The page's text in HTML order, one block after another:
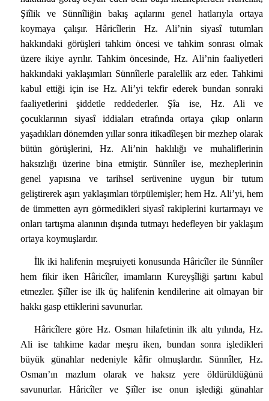
Şiîlik ve Sünnîliğin bakış açılarını genel hatlarıyla ortaya
koymaya çalışır. Hâricîlerin Hz. Ali’nin siyasî tutumları
hakkındaki görüşleri tahkim öncesi ve tahkim sonrası olmak
üzere ikiye ayrılır. Tahkim öncesinde, Hz. Ali’nin faaliyetleri
hakkındaki yaklaşımları Sünnîlerle paralellik arz eder. Tahkimi
kabul ettiği için ise Hz. Ali’yi tekfir ederek bundan sonraki
faaliyetlerini şiddetle reddederler. Şîa ise, Hz. Ali ve
çocuklarının siyasî iddiaları etrafında ortaya çıkıp onların
yaşadıkları dönemden yıllar sonra itikadîleşen bir mezhep olarak
bütün görüşlerini, Hz. Ali’nin haklılığı ve muhaliflerinin
haksızlığı üzerine bina etmiştir. Sünnîler ise, mezheplerinin
genel yapısına ve tarihsel serüvenine uygun bir tutum
geliştirerek aşırı yaklaşımları törpülemişler; hem Hz. Ali’yi, hem
de ümmetten ayrı görmedikleri siyasî rakiplerini kurtarmayı ve
onları tartışma alanının dışında tutmayı hedefleyen bir yaklaşım
ortaya koymuşlardır.
İlk iki halifenin meşruiyeti konusunda Hâricîler ile Sünnîler
hem fikir iken Hâricîler, imamların Kureyşîliği şartını kabul
etmezler. Şiîler ise ilk üç halifenin kendilerine ait olmayan bir
hakkı gasp ettiklerini savunurlar.
Hâricîlere göre Hz. Osman hilafetinin ilk altı yılında, Hz.
Ali ise tahkime kadar meşru iken, bundan sonra işledikleri
büyük günahlar nedeniyle kâfir olmuşlardır. Sünnîler, Hz.
Osman’ın mazlum olarak ve haksız yere öldürüldüğünü
savunurlar. Hâricîler ve Şiîler ise onun işlediği günahlar